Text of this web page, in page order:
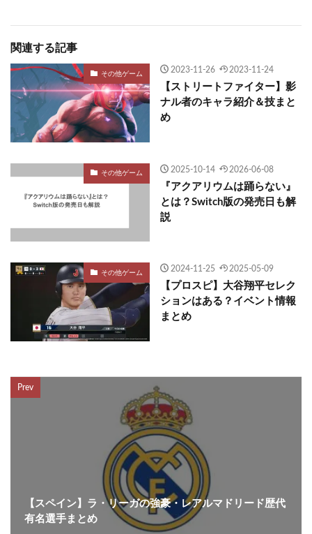
関連する記事
その他ゲーム 2023-11-26 2023-11-24
【ストリートファイター】影
ナル者のキャラ紹介＆技まと
め
その他ゲーム 2025-10-14 2026-06-08
『アクアリウムは踊らない』
とは？Switch版の発売日も解
説
その他ゲーム 2024-11-25 2025-05-09
【プロスピ】大谷翔平セレク
ションはある？イベント情報
まとめ
Prev
【スペイン】ラ・リーガの強豪・レアルマドリード歴代
有名選手まとめ